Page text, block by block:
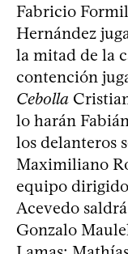
Fabricio
Hernández
la mitad de la
contención
Cebolla
lo harán
los delanteros
Maximiliano
equipo
Acevedo
Gonzalo